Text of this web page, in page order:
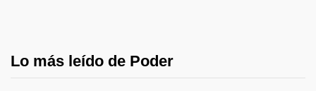
Lo más leído de Poder